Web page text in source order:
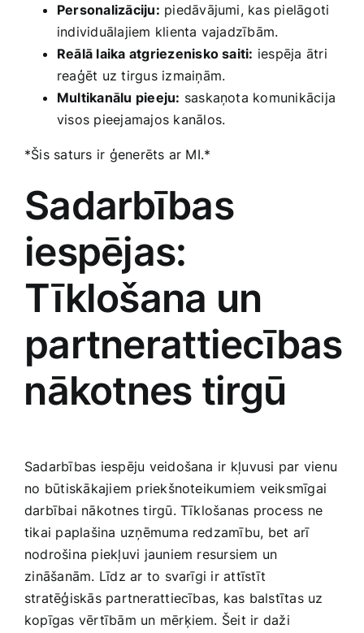
Personalizāciju: piedāvājumi, kas pielāgoti
individuālajiem klienta vajadzībām.
Reālā laika atgriezenisko saiti: iespēja ātri
reaģēt uz tirgus izmaiņām.
Multikanālu ​pieeju: saskaņota komunikācija
visos pieejamajos ‌kanālos.
*Šis saturs ir ģenerēts ar MI.*
Sadarbības
iespējas:
Tīklošana un
partnerattiecības
⁣nākotnes tirgū
Sadarbības iespēju veidošana ir⁤ kļuvusi par ​vienu
no⁤ būtiskākajiem priekšnoteikumiem veiksmīgai
darbībai nākotnes tirgū. Tīklošanas process ne
tikai paplašina uzņēmuma redzamību,⁣ bet arī
nodrošina​ piekļuvi jauniem resursiem un
⁣zināšanām. Līdz ar to svarīgi ir attīstīt
stratēģiskās partnerattiecības, kas balstītas uz⁢
kopīgas vērtībām un mērķiem. ‍Šeit ir daži